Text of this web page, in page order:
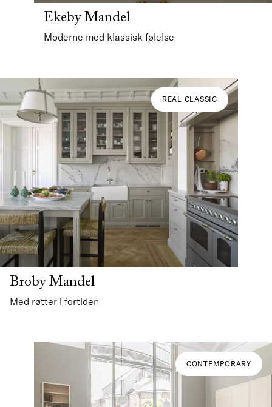
Ekeby Mandel
Moderne med klassisk følelse
REAL CLASSIC
Broby Mandel
Med røtter i fortiden
CONTEMPORARY